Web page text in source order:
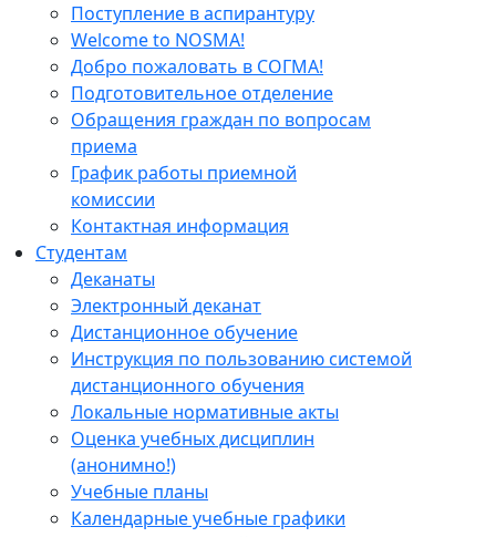
Поступление в аспирантуру
Welcome to NOSMA!
Добро пожаловать в СОГМА!
Подготовительное отделение
Обращения граждан по вопросам
приема
График работы приемной
комиссии
Контактная информация
Студентам
Деканаты
Электронный деканат
Дистанционное обучение
Инструкция по пользованию системой
дистанционного обучения
Локальные нормативные акты
Оценка учебных дисциплин
(анонимно!)
Учебные планы
Календарные учебные графики